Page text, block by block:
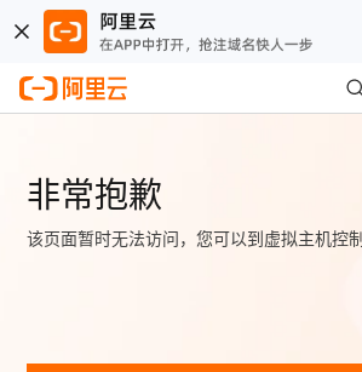
非常抱歉
该页面暂时无法访问，您可以到虚拟主机控